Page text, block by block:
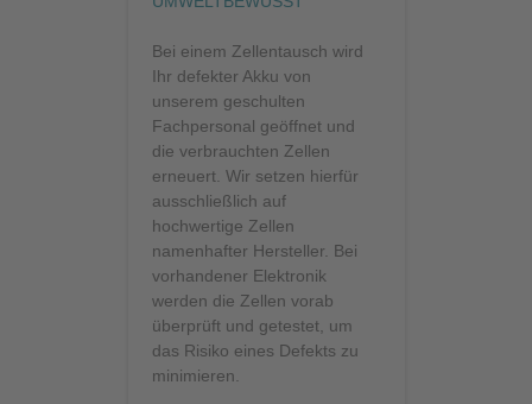
Bei einem Zellentausch wird
Ihr defekter Akku von
unserem geschulten
Fachpersonal geöffnet und
die verbrauchten Zellen
erneuert. Wir setzen hierfür
ausschließlich auf
hochwertige Zellen
namenhafter Hersteller. Bei
vorhandener Elektronik
werden die Zellen vorab
überprüft und getestet, um
das Risiko eines Defekts zu
minimieren.